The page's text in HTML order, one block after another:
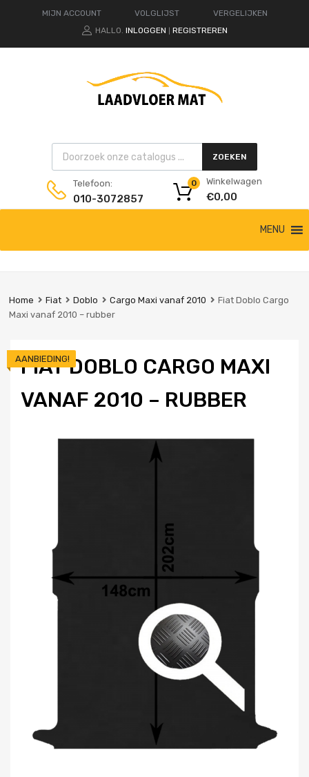
MIJN ACCOUNT VOLGLIJST
VERGELIJKEN
HALLO. INLOGGEN REGISTREREN
Products search ZOEKEN
Telefoon:
010-3072857
Winkelwagen
€0,00
0
de
MENU
Home Fiat Doblo Cargo Maxi vanaf 2010
Fiat Doblo Cargo
Maxi vanaf 2010 – rubber
FIAT DOBLO CARGO MAXI
VANAF 2010 – RUBBER
AANBIEDING!